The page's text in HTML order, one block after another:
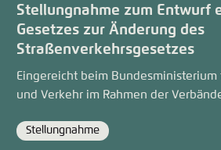
Stellungnahme zum Entwurf
Gesetzes zur Änderung des
Straßenverkehrsgesetzes
Eingereicht beim Bundesministerium
und Verkehr im Rahmen der
Format
Stellungnahme